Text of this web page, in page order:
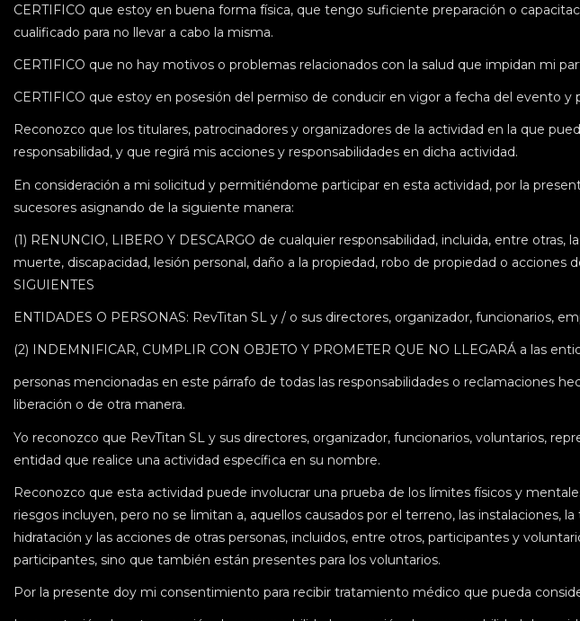
CERTIFICO que estoy en buena forma física, que tengo suficiente preparación o
cualificado para no llevar a cabo la misma.
CERTIFICO que no hay motivos o problemas relacionados con la salud que impidan mi
CERTIFICO que estoy en posesión del permiso de conducir en vigor a fecha del evento
Reconozco que los titulares, patrocinadores y organizadores de la actividad en la que
responsabilidad, y que regirá mis acciones y responsabilidades en dicha actividad.
En consideración a mi solicitud y permitiéndome participar en esta actividad, por la
sucesores asignando de la siguiente manera:
(1) RENUNCIO, LIBERO Y DESCARGO de cualquier responsabilidad, incluida, entre
muerte, discapacidad, lesión personal, daño a la propiedad, robo de propiedad o
SIGUIENTES
ENTIDADES O PERSONAS: RevTitan SL y / o sus directores, organizador, funcionarios,
(2) INDEMNIFICAR, CUMPLIR CON OBJETO Y PROMETER QUE NO LLEGARÁ a las
personas mencionadas en este párrafo de todas las responsabilidades o reclamaciones
liberación o de otra manera.
Yo reconozco que RevTitan SL y sus directores, organizador, funcionarios, voluntarios,
entidad que realice una actividad específica en su nombre.
Reconozco que esta actividad puede involucrar una prueba de los límites físicos y
riesgos incluyen, pero no se limitan a, aquellos causados por el terreno, las instalaciones,
hidratación y las acciones de otras personas, incluidos, entre otros, participantes y
participantes, sino que también están presentes para los voluntarios.
Por la presente doy mi consentimiento para recibir tratamiento médico que pueda